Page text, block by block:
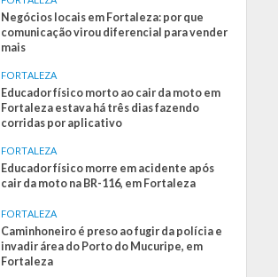
Negócios locais em Fortaleza: por que
comunicação virou diferencial para vender
mais
FORTALEZA
Educador físico morto ao cair da moto em
Fortaleza estava há três dias fazendo
corridas por aplicativo
FORTALEZA
Educador físico morre em acidente após
cair da moto na BR-116, em Fortaleza
FORTALEZA
Caminhoneiro é preso ao fugir da polícia e
invadir área do Porto do Mucuripe, em
Fortaleza